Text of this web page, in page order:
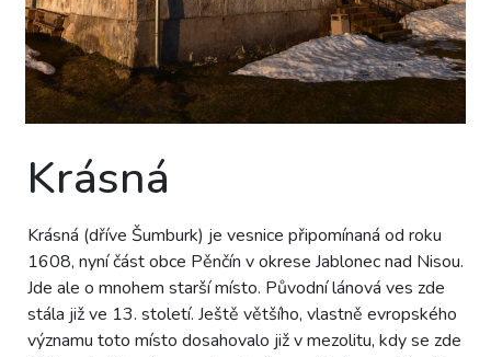
Krásná
Krásná (dříve Šumburk) je vesnice připomínaná od roku
1608, nyní část obce Pěnčín v okrese Jablonec nad Nisou.
Jde ale o mnohem starší místo. Původní lánová ves zde
stála již ve 13. století. Ještě většího, vlastně evropského
významu toto místo dosahovalo již v mezolitu, kdy se zde